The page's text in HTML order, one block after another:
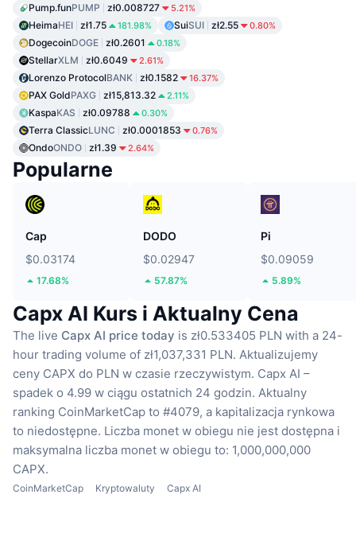
Pump.funPUMP zł0.008727 5.21%
HeimaHEI zł1.75 181.98% SuiSUI zł2.55 0.80%
DogecoinDOGE zł0.2601 0.18%
StellarXLM zł0.6049 2.61%
Lorenzo ProtocolBANK zł0.1582 16.37%
PAX GoldPAXG zł15,813.32 2.11%
KaspaKAS zł0.09788 0.30%
Terra ClassicLUNC zł0.0001853 0.76%
OndoONDO zł1.39 2.64%
Popularne
Cap
$0.03174
17.68%
DODO
$0.02947
57.87%
Pi
$0.09059
5.89%
Capx AI Kurs i Aktualny Cena
The live Capx AI price today is zł0.533405 PLN with a 24-
hour trading volume of zł1,037,331 PLN. Aktualizujemy
ceny CAPX do PLN w czasie rzeczywistym. Capx AI –
spadek o 4.99 w ciągu ostatnich 24 godzin. Aktualny
ranking CoinMarketCap to #4079, a kapitalizacja rynkowa
to niedostępne. Liczba monet w obiegu nie jest dostępna i
maksymalna liczba monet w obiegu to: 1,000,000,000
CAPX.
CoinMarketCap Kryptowaluty Capx AI